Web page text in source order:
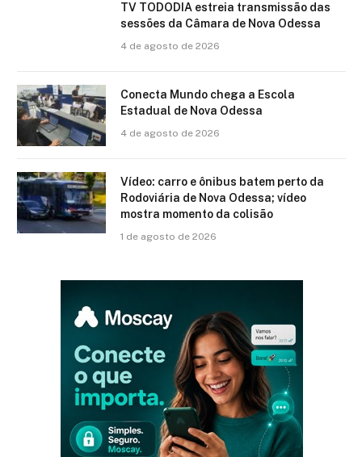
TV TODODIA estreia transmissão das
sessões da Câmara de Nova Odessa
4 de agosto de 2026
Conecta Mundo chega a Escola
Estadual de Nova Odessa
4 de agosto de 2026
Vídeo: carro e ônibus batem perto da
Rodoviária de Nova Odessa; vídeo
mostra momento da colisão
1 de agosto de 2026